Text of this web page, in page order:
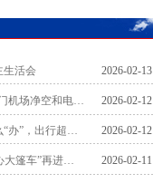
起飞 18:02
预计起飞 18:40
生活会 2026-02-
机场净空和电… 2026-02-
“办”，出行超… 2026-02-
大篷车”再进… 2026-02-